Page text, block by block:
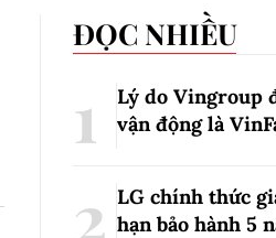
ĐỌC NHIỀU
Lý do Vingroup
vận động là
LG chính thức
hạn bảo hành 5